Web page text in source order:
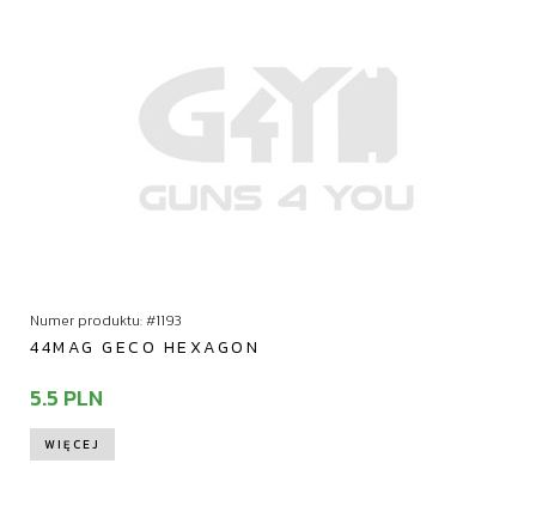
Numer produktu: #1193
44MAG GECO HEXAGON
5.5 PLN
WIĘCEJ